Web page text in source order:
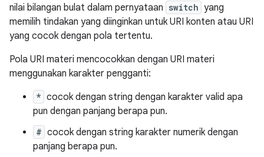
nilai bilangan bulat dalam pernyataan switch yang
memilih tindakan yang diinginkan untuk URI konten atau URI
yang cocok dengan pola tertentu.
Pola URI materi mencocokkan dengan URI materi
menggunakan karakter pengganti:
* cocok dengan string dengan karakter valid apa
pun dengan panjang berapa pun.
# cocok dengan string karakter numerik dengan
panjang berapa pun.